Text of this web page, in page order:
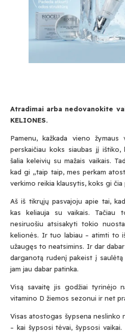
Atradimai arba nedovanokite
KELIONES.
Pamenu, kažkada vieno
perskaičiau koks siaubas jį
šalia keleivių su mažais vaikais.
kad gi „taip taip, mes perkam
verkimo reikia klausytis, koks gi čia
Aš iš tikrųjų pasvajoju apie tai,
kas keliauja su vaikais.
nesiruošiu atsisakyti tokio
kelionės. Ir tuo labiau – atimti to
užaugęs to neatsimins. Ir dar
darganotą rudenį pakeist į
jam jau dabar patinka.
Visą savaitę jis godžiai tyrinėjo
vitamino D žiemos sezonui ir net
Visas atostogas šypsena neslinko
– kai šypsosi tėvai, šypsosi